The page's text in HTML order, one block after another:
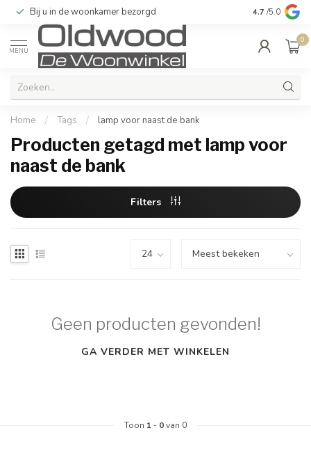
Bij u in de woonkamer bezorgd Kwaliteit &
4.7 /5.0
MENU
0
Home / Tags / lamp voor naast de bank
Producten getagd met lamp voor
naast de bank
Filters
Geen producten gevonden!
GA VERDER MET WINKELEN
Toon 1 - 0van 0